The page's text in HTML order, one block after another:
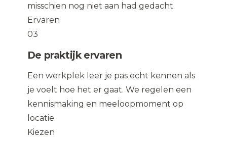
misschien nog niet aan had gedacht.
Ervaren
03
De praktijk ervaren
Een werkplek leer je pas echt kennen als
je voelt hoe het er gaat. We regelen een
kennismaking en meeloopmoment op
locatie.
Kiezen